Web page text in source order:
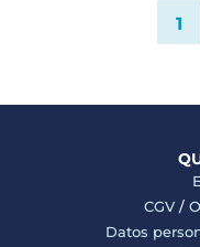
1
CGV/
Datos